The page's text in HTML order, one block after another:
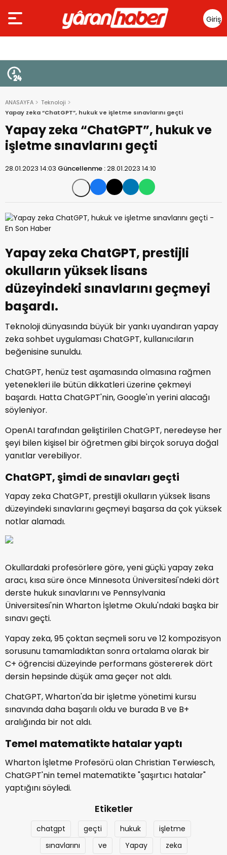
Giriş
Yap
ANASAYFA
Teknoloji
Yapay zeka “ChatGPT”, hukuk ve işletme sınavlarını geçti
Yapay zeka “ChatGPT”, hukuk ve
işletme sınavlarını geçti
28.01.2023 14:03 Güncellenme :28.01.2023 14:10
Yapay zeka ChatGPT, prestijli
okulların yüksek lisans
düzeyindeki sınavlarını geçmeyi
başardı.
Teknoloji dünyasında büyük bir yankı uyandıran yapay
zeka sohbet uygulaması ChatGPT, kullanıcıların
beğenisine sunuldu.
ChatGPT, henüz test aşamasında olmasına rağmen
yetenekleri ile bütün dikkatleri üzerine çekmeyi
başardı. Hatta ChatGPT'nin, Google'ın yerini alacağı
söyleniyor.
OpenAI tarafından geliştirilen ChatGPT, neredeyse her
şeyi bilen kişisel bir öğretmen gibi birçok soruya doğal
yanıtlar verebiliyor.
ChatGPT, şimdi de sınavları geçti
Yapay zeka ChatGPT, prestijli okulların yüksek lisans
düzeyindeki sınavlarını geçmeyi başarsa da çok yüksek
notlar alamadı.
Okullardaki profesörlere göre, yeni güçlü yapay zeka
aracı, kısa süre önce Minnesota Üniversitesi'ndeki dört
derste hukuk sınavlarını ve Pennsylvania
Üniversitesi'nin Wharton İşletme Okulu'ndaki başka bir
sınavı geçti.
Yapay zeka, 95 çoktan seçmeli soru ve 12 kompozisyon
sorusunu tamamladıktan sonra ortalama olarak bir
C+ öğrencisi düzeyinde performans göstererek dört
dersin hepsinde düşük ama geçer not aldı.
ChatGPT, Wharton'da bir işletme yönetimi kursu
sınavında daha başarılı oldu ve burada B ve B+
aralığında bir not aldı.
Temel matematikte hatalar yaptı
Wharton İşletme Profesörü olan Christian Terwiesch,
ChatGPT'nin temel matematikte "şaşırtıcı hatalar"
yaptığını söyledi.
Etiketler
chatgpt geçti hukuk
işletme
sınavlarını
ve Yapay zeka